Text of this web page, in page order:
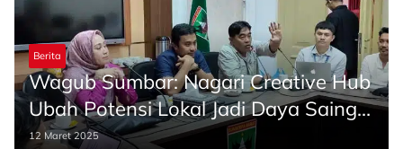
Berita
Wagub Sumbar: Nagari Creative Hub
Ubah Potensi Lokal Jadi Daya Saing
Global
12 Maret 2025